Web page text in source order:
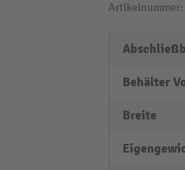
Artikelnummer:
Behälter
Breite